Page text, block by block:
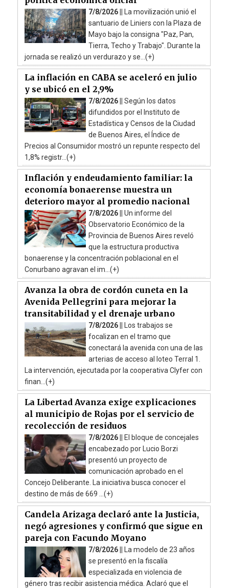
7/8/2026 ||
La movilización unió el
santuario de Liniers con la Plaza de
Mayo bajo la consigna "Paz, Pan,
Tierra, Techo y Trabajo". Durante la
jornada se realizó un verdurazo y se...(+)
La inflación en CABA se aceleró en julio
y se ubicó en el 2,9%
7/8/2026 || Según los datos
difundidos por el Instituto de
Estadística y Censos de la Ciudad
de Buenos Aires, el Índice de
Precios al Consumidor mostró un repunte respecto del
1,8% registr...(+)
Inflación y endeudamiento familiar: la
economía bonaerense muestra un
deterioro mayor al promedio nacional
7/8/2026 || Un informe del
Observatorio Económico de la
Provincia de Buenos Aires reveló
que la estructura productiva
bonaerense y la concentración poblacional en el
Conurbano agravan el im...(+)
Avanza la obra de cordón cuneta en la
Avenida Pellegrini para mejorar la
transitabilidad y el drenaje urbano
7/8/2026 ||
Los trabajos se
focalizan en el tramo que
conectará la avenida con una de las
arterias de acceso al loteo Terral 1.
La intervención, ejecutada por la cooperativa Clyfer con
finan...(+)
La Libertad Avanza exige explicaciones
al municipio de Rojas por el servicio de
recolección de residuos
7/8/2026 ||
El bloque de concejales
encabezado por Lucio Borzi
presentó un proyecto de
comunicación aprobado en el
Concejo Deliberante. La iniciativa busca conocer el
destino de más de 669 ...(+)
Candela Arizaga declaró ante la Justicia,
negó agresiones y confirmó que sigue en
pareja con Facundo Moyano
7/8/2026 ||
La modelo de 23 años
se presentó en la fiscalía
especializada en violencia de
género tras recibir asistencia médica. Aclaró que el